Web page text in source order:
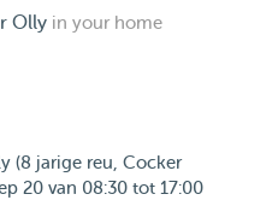
Olly in your home
(8 jarige reu, Cocker
20 van 08:30 tot 17:00